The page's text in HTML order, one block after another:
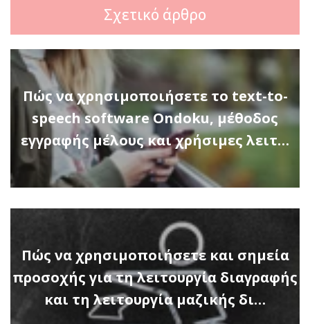
Σχετικό άρθρο
Πώς να χρησιμοποιήσετε το text-to-
speech software Ondoku, μέθοδος
εγγραφής μέλους και χρήσιμες λειτ…
Πώς να χρησιμοποιήσετε και σημεία
προσοχής για τη λειτουργία διαγραφής
και τη λειτουργία μαζικής δι…